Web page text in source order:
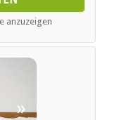
and includes
and converters or
are provided for
anzuzeigen
»